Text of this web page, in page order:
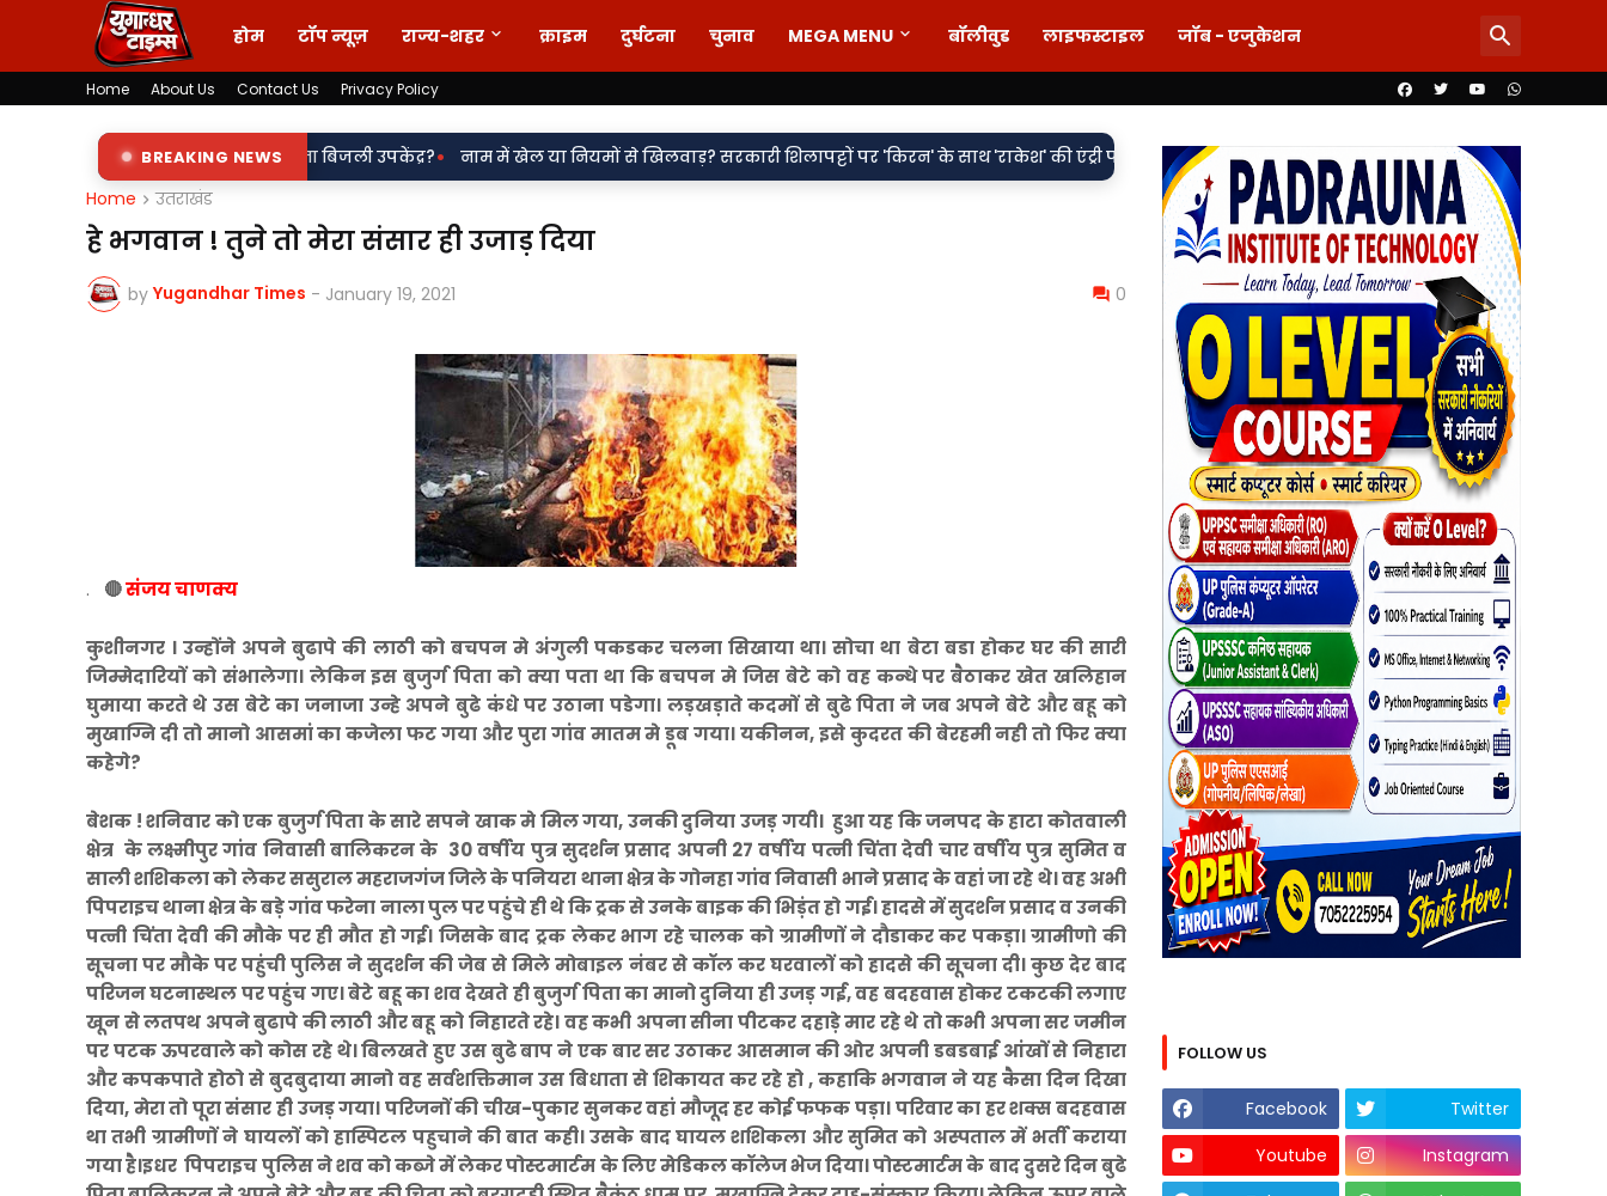
होम टॉप न्यूज़ राज्य-शहर क्राइम दुर्घटना चुनाव MEGA MENU बॉलीवुड लाइफस्टाइल जॉब - एजुकेशन
Home About Us Contact Us Privacy Policy
BREAKING NEWS
पर चल रहा पडरौना बिजली उपकेंद्र?• नाम में खेल या नियमों से खिलवाड़? सरकारी शिलापट्टों पर 'किरन' के साथ 'राकेश' की एंट्री पर सवाल• वर्दी पर दाग! लड़की-शराब की मांग और महिला से बदसलूकी के आरोप में
Home उतराखंड
हे भगवान ! तुने तो मेरा संसार ही उजाड़ दिया
by Yugandhar Times - January 19, 2021 0
. 🔴संजय चाणक्य
कुशीनगर । उन्होंने अपने बुढापे की लाठी को बचपन मे अंगुली पकडकर चलना सिखाया था। सोचा था बेटा बडा होकर घर की सारी
जिम्मेदारियों को संभालेगा। लेकिन इस बुजुर्ग पिता को क्या पता था कि बचपन मे जिस बेटे को वह कन्धे पर बैठाकर खेत खलिहान
घुमाया करते थे उस बेटे का जनाजा उन्हे अपने बुढे कंधे पर उठाना पडेगा। लड़खड़ाते कदमों से बुढे पिता ने जब अपने बेटे और बहू को
मुखाग्नि दी तो मानो आसमां का कजेला फट गया और पुरा गांव मातम मे डूब गया। यकीनन, इसे कुदरत की बेरहमी नही तो फिर क्या
कहेगे?
बेशक ! शनिवार को एक बुजुर्ग पिता के सारे सपने खाक मे मिल गया, उनकी दुनिया उजड़ गयी। हुआ यह कि जनपद के हाटा कोतवाली
क्षेत्र के लक्ष्मीपुर गांव निवासी बालिकरन के 30 वर्षीय पुत्र सुदर्शन प्रसाद अपनी 27 वर्षीय पत्नी चिंता देवी चार वर्षीय पुत्र सुमित व
साली शशिकला को लेकर ससुराल महराजगंज जिले के पनियरा थाना क्षेत्र के गोनहा गांव निवासी भाने प्रसाद के वहां जा रहे थे। वह अभी
पिपराइच थाना क्षेत्र के बड़े गांव फरेना नाला पुल पर पहुंचे ही थे कि ट्रक से उनके बाइक की भिड़ंत हो गई। हादसे में सुदर्शन प्रसाद व उनकी
पत्नी चिंता देवी की मौके पर ही मौत हो गई। जिसके बाद ट्रक लेकर भाग रहे चालक को ग्रामीणों ने दौडाकर कर पकड़ा। ग्रामीणो की
सूचना पर मौके पर पहुंची पुलिस ने सुदर्शन की जेब से मिले मोबाइल नंबर से कॉल कर घरवालों को हादसे की सूचना दी। कुछ देर बाद
परिजन घटनास्थल पर पहुंच गए। बेटे बहू का शव देखते ही बुजुर्ग पिता का मानो दुनिया ही उजड़ गई, वह बदहवास होकर टकटकी लगाए
खून से लतपथ अपने बुढापे की लाठी और बहू को निहारते रहे। वह कभी अपना सीना पीटकर दहाड़े मार रहे थे तो कभी अपना सर जमीन
पर पटक ऊपरवाले को कोस रहे थे। बिलखते हुए उस बुढे बाप ने एक बार सर उठाकर आसमान की ओर अपनी डबडबाई आंखों से निहारा
और कपकपाते होठो से बुदबुदाया मानो वह सर्वशक्तिमान उस बिधाता से शिकायतकर रहे हो , कहाकि भगवान ने यह कैसा दिन दिखा
दिया, मेरा तो पूरा संसार ही उजड़ गया। परिजनों की चीख-पुकार सुनकर वहां मौजूद हर कोई फफक पड़ा। परिवार का हर शक्स बदहवास
था तभी ग्रामीणों ने घायलों को हास्पिटल पहुचाने की बात कही। उसके बाद घायल शशिकला और सुमित को अस्पताल में भर्ती कराया
गया है।इधर पिपराइच पुलिस ने शव को कब्जे में लेकर पोस्टमार्टम के लिए मेडिकल कॉलेज भेज दिया। पोस्टमार्टम के बाद दुसरे दिन बुढे
FOLLOW US
Facebook
Twitter
Youtube
Instagram